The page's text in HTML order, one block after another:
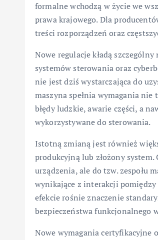
formalne wchodzą w życie we
prawa krajowego. Dla
treści rozporządzeń oraz
Nowe regulacje kładą
systemów sterowania oraz
nie jest dziś wystarczająca do
maszyna spełnia wymagania
błędy ludzkie, awarie części, a
wykorzystywane do sterowania.
Istotną zmianą jest również
produkcyjną lub złożony
urządzenia, ale do tzw. zespołu
wynikające z interakcji
efekcie rośnie znaczenie
bezpieczeństwa funkcjonalnego
Nowe wymagania certyfikacyjne